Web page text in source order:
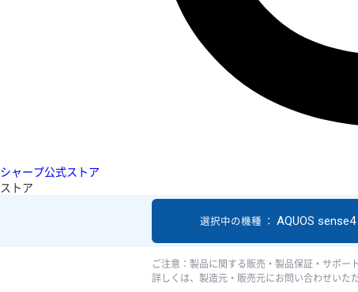
シャープ公式ストア
ストア
選択中の機種 ： AQUOS
ご注意：製品に関する販売・製品保証・サポー
詳しくは、製造元・販売元にお問い合わせいた